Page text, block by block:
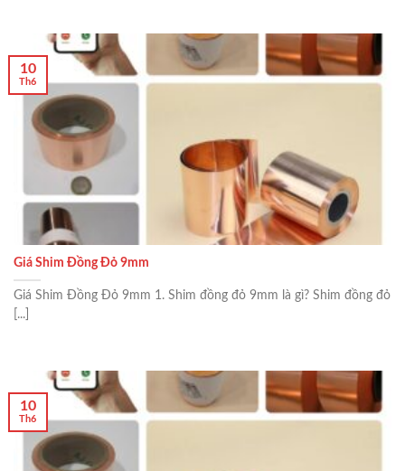
Giá Shim Đồng Đỏ 9mm
Giá Shim Đồng Đỏ 9mm 1. Shim đồng đỏ 9mm là gì? Shim đồng đỏ
[...]
10
Th6
10
Th6